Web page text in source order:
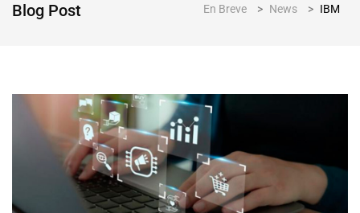
Blog Post En Breve > News > IBM